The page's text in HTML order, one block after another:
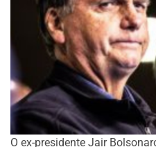
O ex-presidente Jair